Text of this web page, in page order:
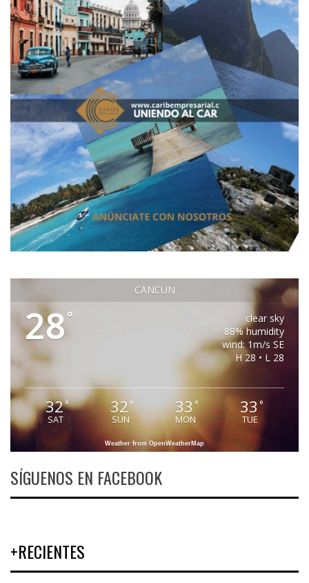
CANCUN
28°
clear sky
88% humidity
wind: 1m/s SE
H 28 • L 28
32°
SAT
32°
SUN
33 °
MON
33 °
TUE
Weather from OpenWeatherMap
SÍGUENOS EN FACEBOOK
+RECIENTES